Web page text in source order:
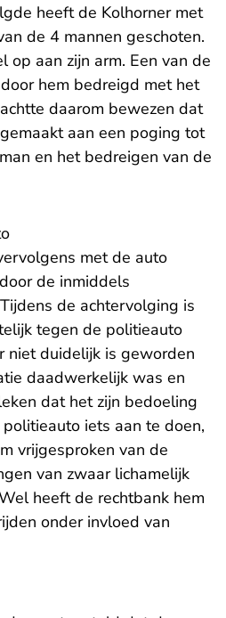
heeft de Kolhorner met
de 4 mannen geschoten.
op aan zijn arm. Een van de
hem bedreigd met het
daarom bewezen dat
aan een poging tot
en het bedreigen van de
met de auto
de inmiddels
de achtervolging is
tegen de politieauto
niet duidelijk is geworden
daadwerkelijk was en
dat het zijn bedoeling
iets aan te doen,
vrijgesproken van de
van zwaar lichamelijk
heeft de rechtbank hem
onder invloed van